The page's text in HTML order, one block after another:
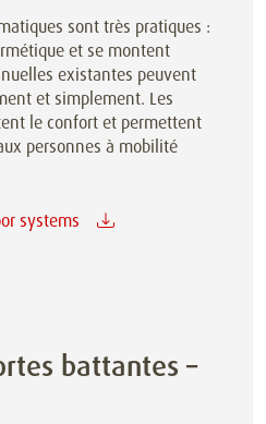
sont très pratiques :
et se montent
existantes peuvent
et simplement. Les
le confort et permettent
personnes à mobilité
systems
battantes –